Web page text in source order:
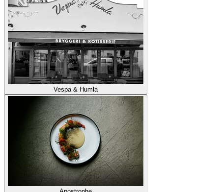
Vespa & Humla